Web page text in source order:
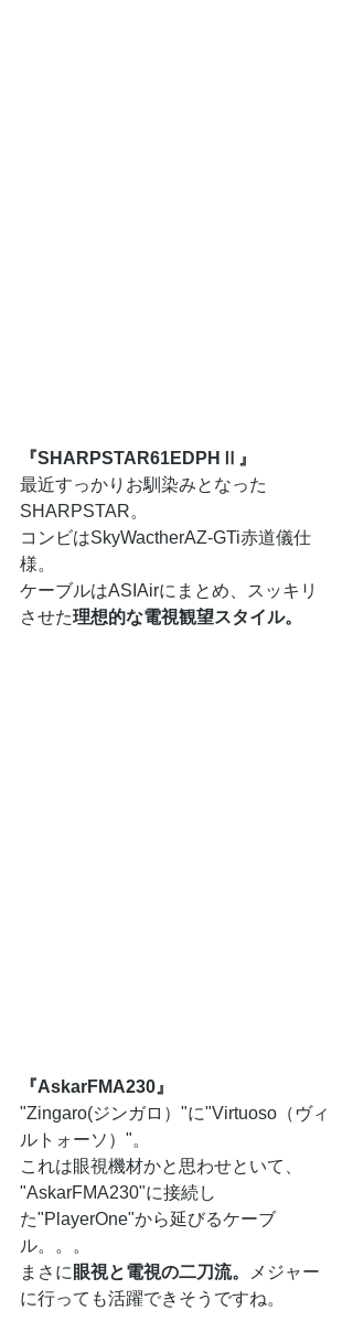
『SHARPSTAR61EDPHⅡ』
最近すっかりお馴染みとなった
SHARPSTAR。
コンビはSkyWactherAZ-GTi赤道儀仕
様。
ケーブルはASIAirにまとめ、スッキリ
させた理想的な電視観望スタイル。
『AskarFMA230』
"Zingaro(ジンガロ）"に"Virtuoso（ヴィ
ルトォーソ）"。
これは眼視機材かと思わせといて、
"AskarFMA230"に接続し
た"PlayerOne"から延びるケーブ
ル。。。
まさに 眼視と電視の二刀流。
メジャー
に行っても活躍できそうですね。